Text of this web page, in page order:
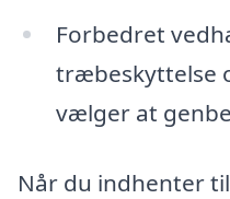
Forbedret
træbeskyttelse
vælger at
Når du indhenter